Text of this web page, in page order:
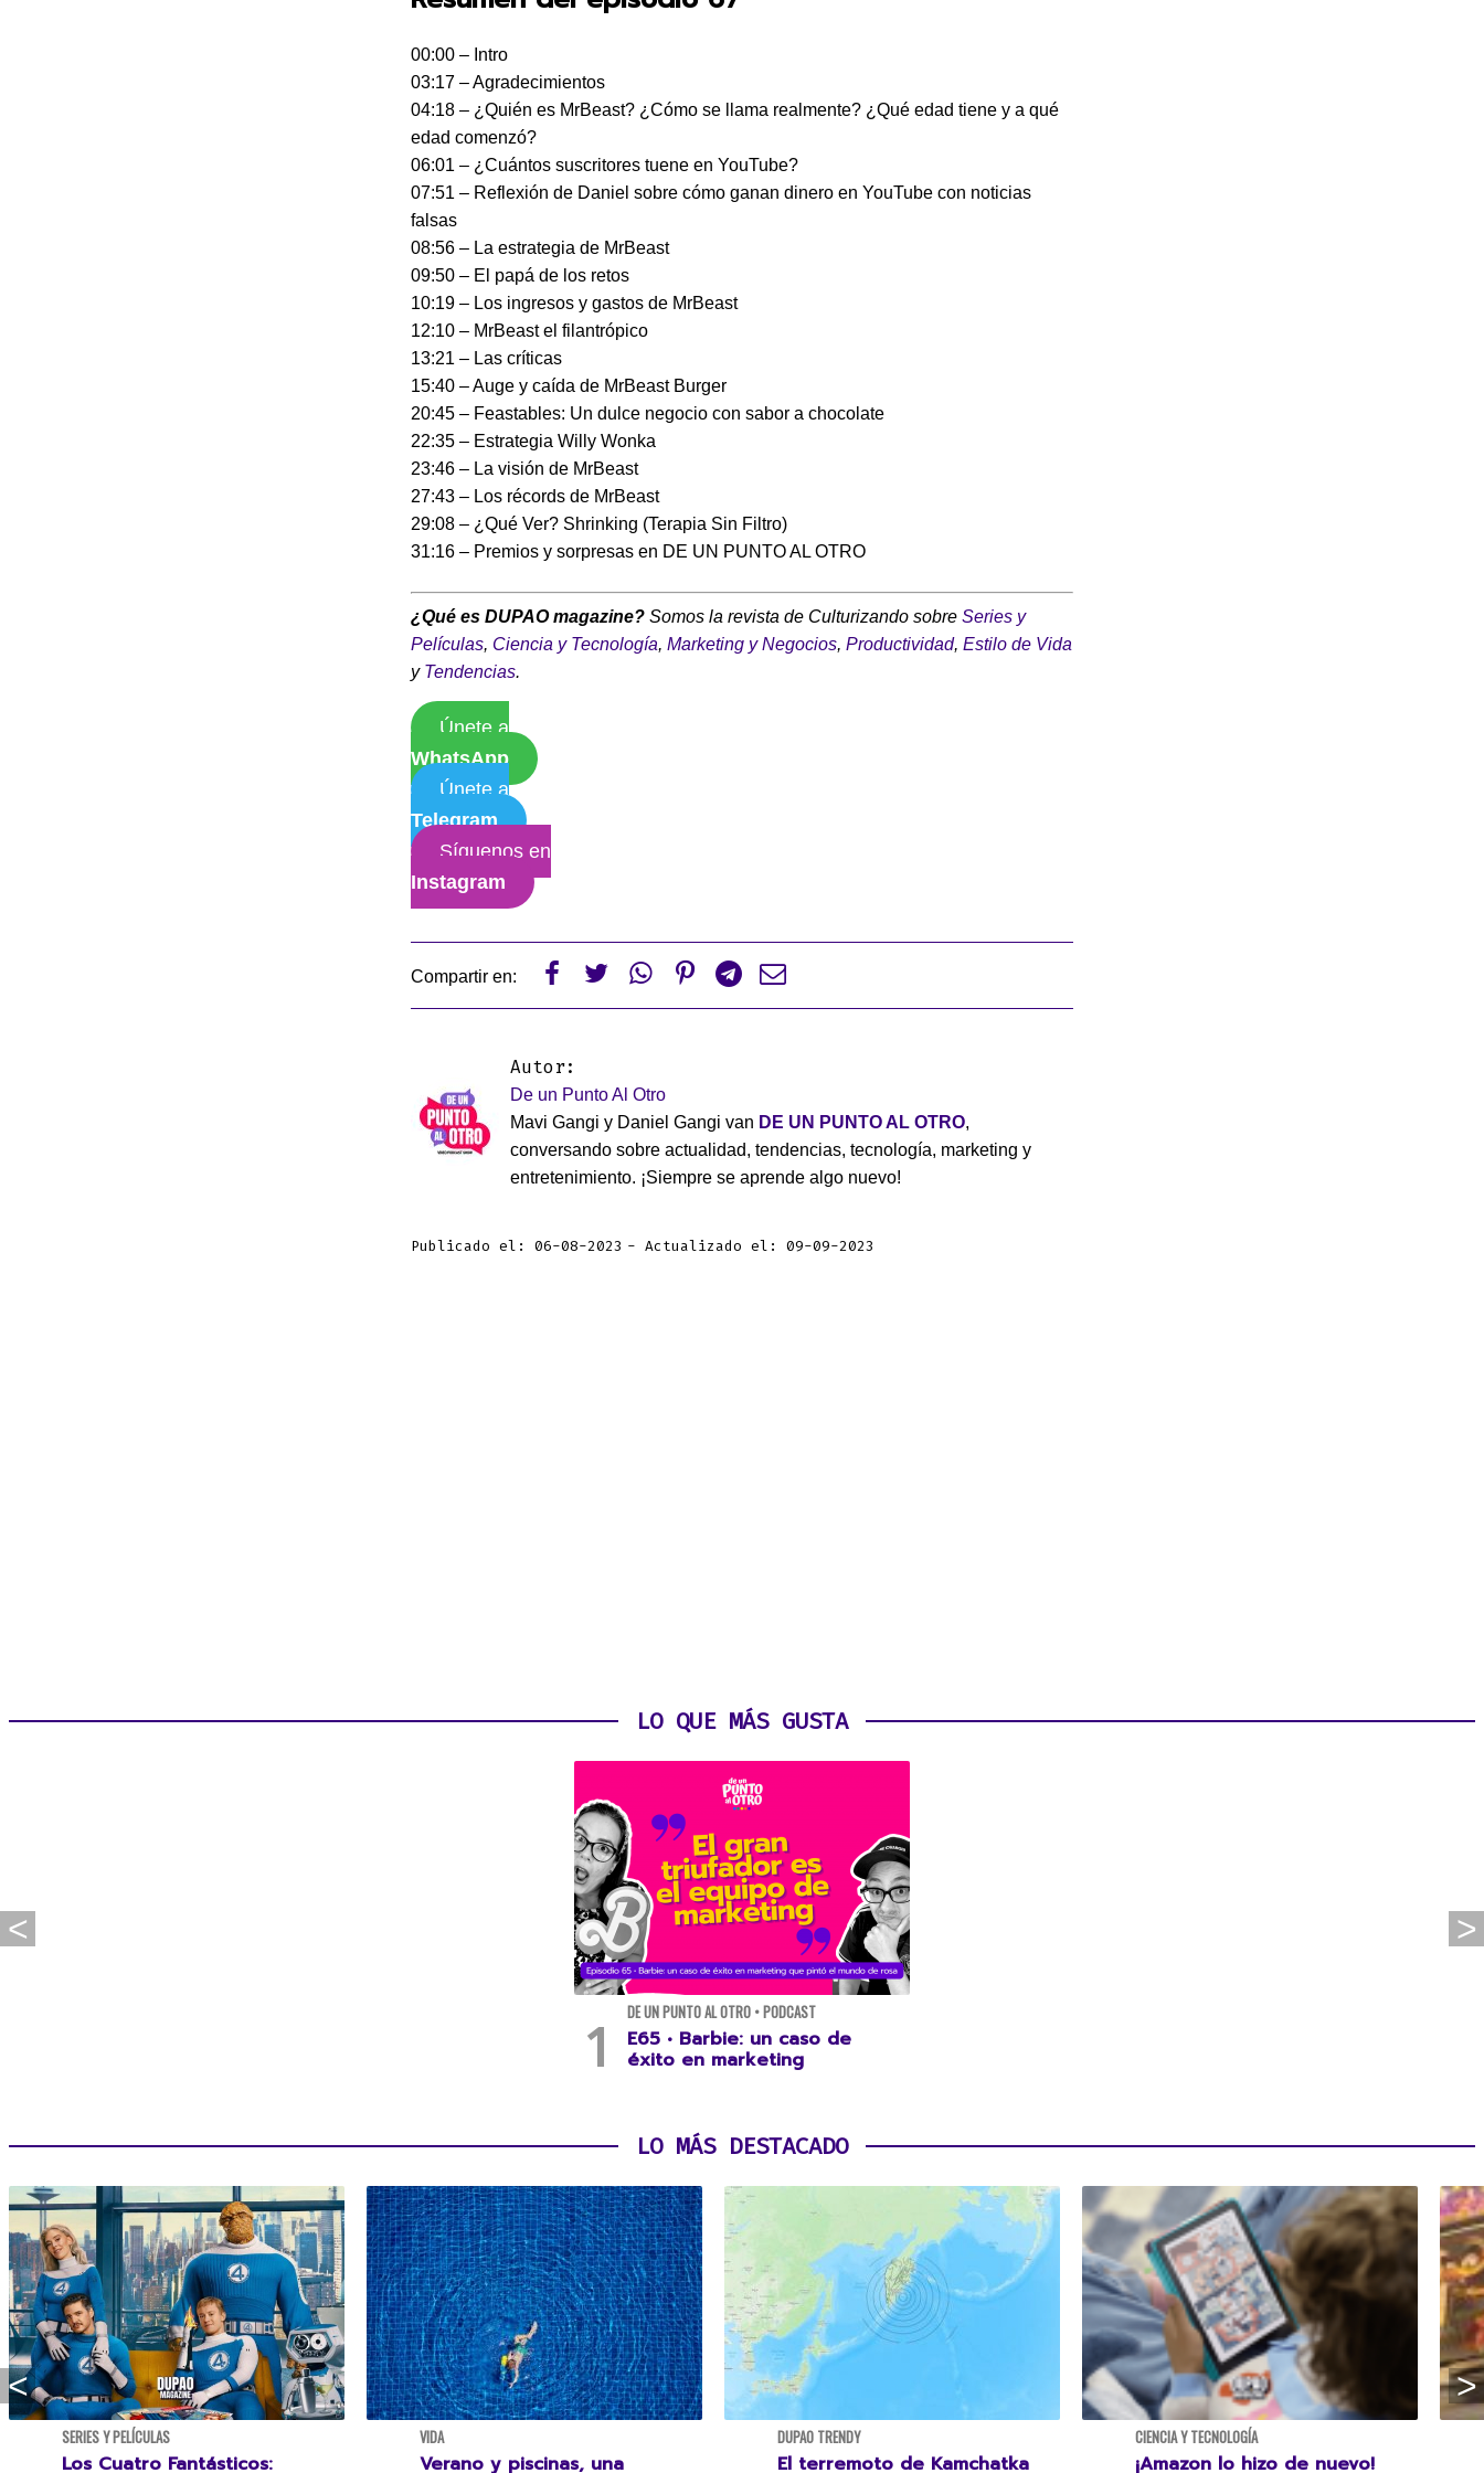
00:00 – Intro
03:17 – Agradecimientos
04:18 – ¿Quién es MrBeast? ¿Cómo se llama realmente? ¿Qué edad tiene y a qué
edad comenzó?
06:01 – ¿Cuántos suscritores tuene en YouTube?
07:51 – Reflexión de Daniel sobre cómo ganan dinero en YouTube con noticias
falsas
08:56 – La estrategia de MrBeast
09:50 – El papá de los retos
10:19 – Los ingresos y gastos de MrBeast
12:10 – MrBeast el filantrópico
13:21 – Las críticas
15:40 – Auge y caída de MrBeast Burger
20:45 – Feastables: Un dulce negocio con sabor a chocolate
22:35 – Estrategia Willy Wonka
23:46 – La visión de MrBeast
27:43 – Los récords de MrBeast
29:08 – ¿Qué Ver? Shrinking (Terapia Sin Filtro)
31:16 – Premios y sorpresas en DE UN PUNTO AL OTRO
¿Qué es DUPAO magazine? Somos la revista de Culturizando sobre Series y
Películas, Ciencia y Tecnología, Marketing y Negocios, Productividad, Estilo de Vida
y Tendencias.
Únete a
WhatsApp
Únete a
Telegram
Síguenos en
Instagram
Compartir en:      
Autor:
De un Punto Al Otro
Mavi Gangi y Daniel Gangi van DE UN PUNTO AL OTRO,
conversando sobre actualidad, tendencias, tecnología, marketing y
entretenimiento. ¡Siempre se aprende algo nuevo!
Publicado el: 06-08-2023 Actualizado el: 09-09-2023
LO QUE MÁS GUSTA
DE UN PUNTO AL OTRO • PODCAST
E65 • Barbie: un caso de
éxito en marketing
LO MÁS DESTACADO
SERIES Y PELÍCULAS
Los Cuatro Fantásticos:
VIDA
Verano y piscinas, una
DUPAO TRENDY
El terremoto de Kamchatka
CIENCIA Y TECNOLOGÍA
¡Amazon lo hizo de nuevo!